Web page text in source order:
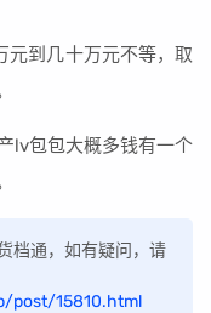
元到几十万元不等，取
lv包包大概多钱有一个
档通，如有疑问，请
post/15810.html